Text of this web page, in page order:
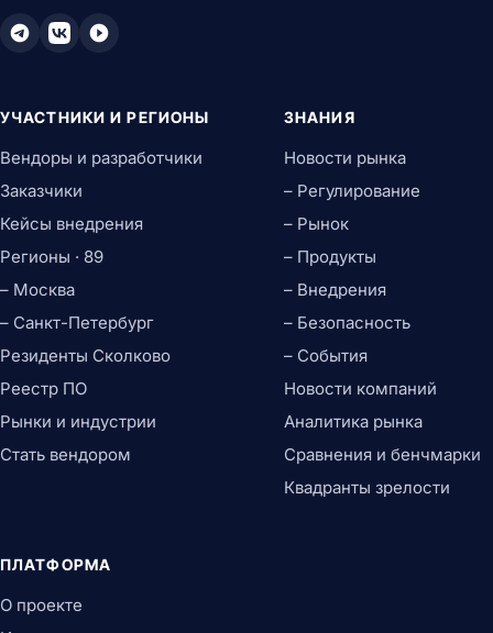
УЧАСТНИКИ И РЕГИОНЫ
Вендоры и разработчики
Заказчики
Кейсы внедрения
Регионы · 89
– Москва
– Санкт-Петербург
Резиденты Сколково
Реестр ПО
Рынки и индустрии
Стать вендором
ЗНАНИЯ
Новости рынка
– Регулирование
– Рынок
– Продукты
– Внедрения
– Безопасность
– События
Новости компаний
Аналитика рынка
Сравнения и бенчмарки
Квадранты зрелости
ПЛАТФОРМА
О проекте